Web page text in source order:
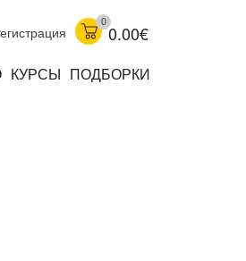
0
0.00€
КУРСЫ ПОДБОРКИ